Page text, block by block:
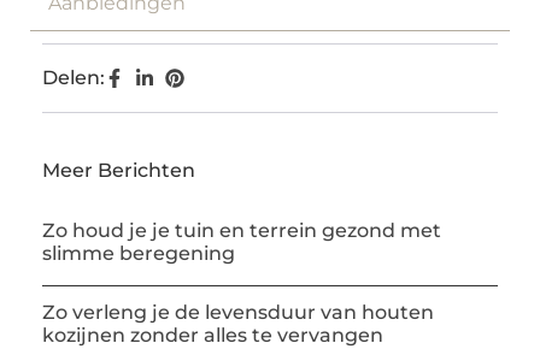
Delen:
Meer Berichten
Zo houd je je tuin en terrein gezond met
slimme beregening
Zo verleng je de levensduur van houten
kozijnen zonder alles te vervangen